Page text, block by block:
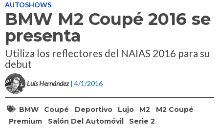
AUTOSHOWS
BMW M2 Coupé 2016 se
presenta
Utiliza los reflectores del NAIAS 2016 para su
debut
Luis Hernández | 4/1/2016
BMW Coupé Deportivo Lujo M2
M2 Coupé
Premium
Salón Del Automóvil Serie 2